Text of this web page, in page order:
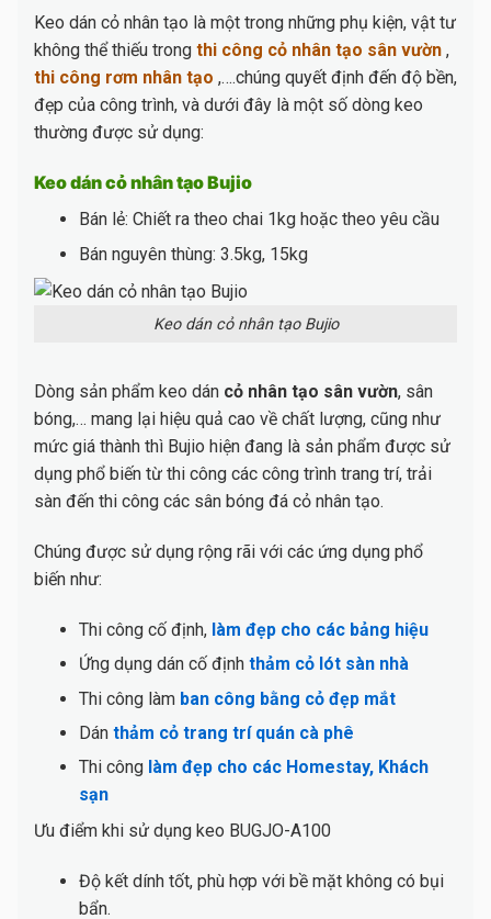
Keo dán cỏ nhân tạo là một trong những phụ kiện, vật tư
không thể thiếu trong thi công cỏ nhân tạo sân vườn ,
thi công rơm nhân tạo ,….chúng quyết định đến độ bền,
đẹp của công trình, và dưới đây là một số dòng keo
thường được sử dụng:
Keo dán cỏ nhân tạo Bujio
Bán lẻ: Chiết ra theo chai 1kg hoặc theo yêu cầu
Bán nguyên thùng: 3.5kg, 15kg
Keo dán cỏ nhân tạo Bujio
Dòng sản phẩm keo dán cỏ nhân tạo sân vườn, sân
bóng,… mang lại hiệu quả cao về chất lượng, cũng như
mức giá thành thì Bujio hiện đang là sản phẩm được sử
dụng phổ biến từ thi công các công trình trang trí, trải
sàn đến thi công các sân bóng đá cỏ nhân tạo.
Chúng được sử dụng rộng rãi với các ứng dụng phổ
biến như:
Thi công cố định,làm đẹp cho các bảng hiệu
Ứng dụng dán cố địnhthảm cỏ lót sàn nhà
Thi công làm ban công bằng cỏ đẹp mắt
Dán thảm cỏ trang trí quán cà phê
Thi cônglàm đẹp cho các Homestay, Khách
sạn
Ưu điểm khi sử dụng keo BUGJO-A100
Độ kết dính tốt, phù hợp với bề mặt không có bụi
bẩn.